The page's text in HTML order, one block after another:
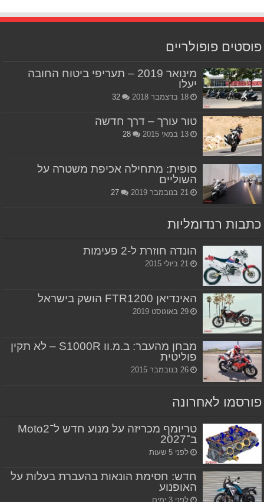
פוסטים פופולריים
מינואר 2019 – תעריפי ביטוח החובה
יעלו
18 בדצמבר 2018 32
טור עורך – דרך חדשה
13 במאי 2015 28
סופית: מתחילה אכיפת משטרה על
השוליים
21 בנובמבר 2019 27
כתבות רנדומליות
הונדה חוזרת ל-2 פעימות
21 ביולי 2015
האינדיאן FTR1200 הושק בישראל
29 באוגוסט 2019
מבחן מהעבר: ב.מ.וו S1000R – לא תקין
פוליטית
26 בנובמבר 2015
פורסמו לאחרונה
טריומף מכריזה על מנוע חדש ל־Moto2
ב־2027
לפני 5 שעות
חדש: חסימת הונאות בהעברת בעלות על
האופנוע
לפני 3 ימים